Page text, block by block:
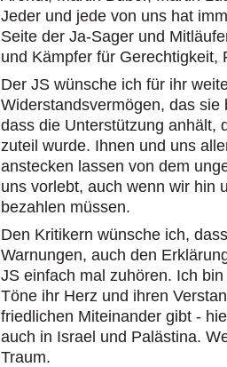
Jeder und jede von uns hat
Seite der Ja-Sager und
und Kämpfer für Gerechtigkeit,
Der JS wünsche ich für ihr
Widerstandsvermögen, das
dass die Unterstützung anhält,
zuteil wurde. Ihnen und uns
anstecken lassen von dem
uns vorlebt, auch wenn wir hin
bezahlen müssen.
Den Kritikern wünsche ich,
Warnungen, auch den
JS einfach mal zuhören. Ich
Töne ihr Herz und ihren
friedlichen Miteinander gibt -
auch in Israel und Palästina.
Traum.